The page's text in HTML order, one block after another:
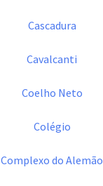
Cascadura
Cavalcanti
Coelho Neto
Colégio
Complexo do Alemão